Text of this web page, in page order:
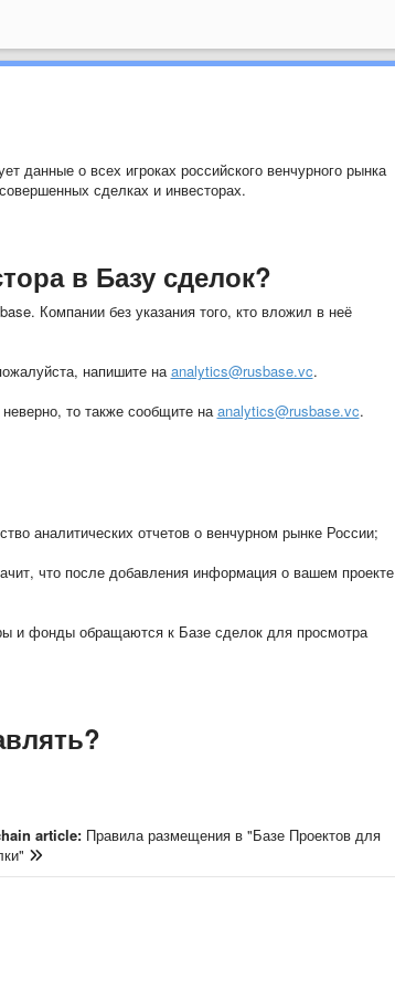
данные о всех игроках российского венчурного рынка
сделках и инвесторах.
в Базу сделок?
Компании без указания того, кто вложил в неё
напишите наanalytics@rusbase.vc.
то также сообщите наanalytics@rusbase.vc.
аналитических отчетов о венчурном рынке России;
что после добавления информация о вашем проекте
и фонды обращаются к Базе сделок для просмотра
article: Правила размещения в "Базе Проектов для